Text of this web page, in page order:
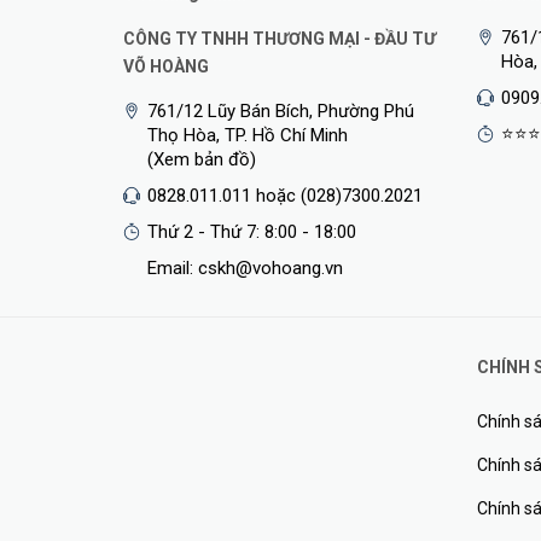
CÔNG TY TNHH THƯƠNG MẠI - ĐẦU TƯ
VÕ HOÀNG
761/12 Lũy Bán Bích, Phường Phú
Thọ Hòa, TP. Hồ Chí Minh
(Xem bản đồ)
0828.011.011 hoặc (028)7300.2021
Thứ 2 - Thứ 7: 8:00 - 18:00
Email: cskh@vohoang.vn
761/
Hòa,
CHÍNH
Chính
Chính
Chính